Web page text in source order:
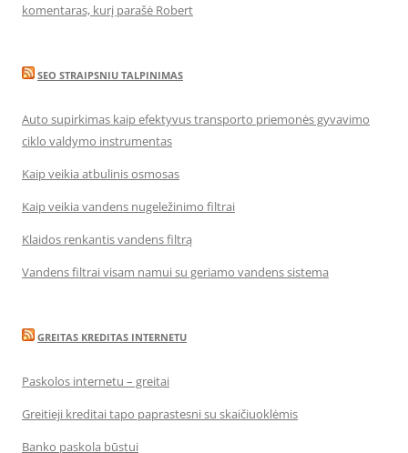
komentaras, kurį parašė Robert
SEO STRAIPSNIU TALPINIMAS
Auto supirkimas kaip efektyvus transporto priemonės gyvavimo
ciklo valdymo instrumentas
Kaip veikia atbulinis osmosas
Kaip veikia vandens nugeležinimo filtrai
Klaidos renkantis vandens filtrą
Vandens filtrai visam namui su geriamo vandens sistema
GREITAS KREDITAS INTERNETU
Paskolos internetu – greitai
Greitieji kreditai tapo paprastesni su skaičiuoklėmis
Banko paskola būstui